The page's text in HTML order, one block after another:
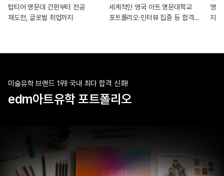
탑티어 명문대 간판부터 전공
재도전, 글로벌 취업까지
세계적인 영국 아트 명문대학교
포트폴리오·인터뷰 집중 등 합격
영국
지원
미술유학 브랜드 1위! 국내 최다 합격 신화!
edm아트유학 포트폴리오